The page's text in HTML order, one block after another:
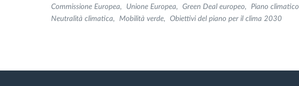
Commissione Europea Unione Europea Green Deal europeo Piano climatico
Neutralità climatica
Mobilità verde Obiettivi del piano per il clima 2030